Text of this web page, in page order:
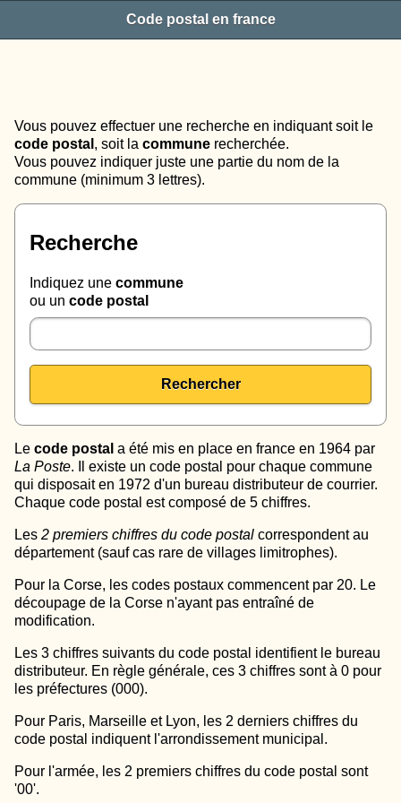
Code postal en france
Vous pouvez effectuer une recherche en indiquant soit le
code postal , soit la commune recherchée.
Vous pouvez indiquer juste une partie du nom de la
commune (minimum 3 lettres).
Recherche
Indiquez une commune
ou un code postal
Rechercher
Le code postal a été mis en place en france en 1964 par
La Poste. Il existe un code postal pour chaque commune
qui disposait en 1972 d'un bureau distributeur de courrier.
Chaque code postal est composé de 5 chiffres.
Les 2 premiers chiffres du code postal correspondent au
département (sauf cas rare de villages limitrophes).
Pour la Corse, les codes postaux commencent par 20. Le
découpage de la Corse n'ayant pas entraîné de
modification.
Les 3 chiffres suivants du code postal identifient le bureau
distributeur. En règle générale, ces 3 chiffres sont à 0 pour
les préfectures (000).
Pour Paris, Marseille et Lyon, les 2 derniers chiffres du
code postal indiquent l'arrondissement municipal.
Pour l'armée, les 2 premiers chiffres du code postal sont
'00'.